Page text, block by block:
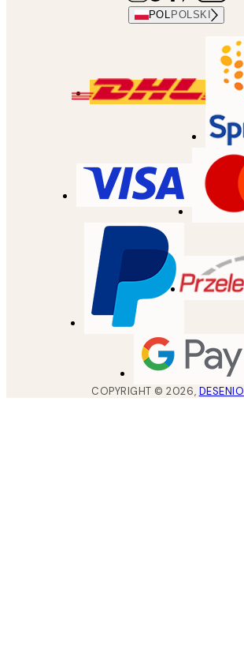
POL POLSKI
COPYRIGHT ©2026, DESENIO